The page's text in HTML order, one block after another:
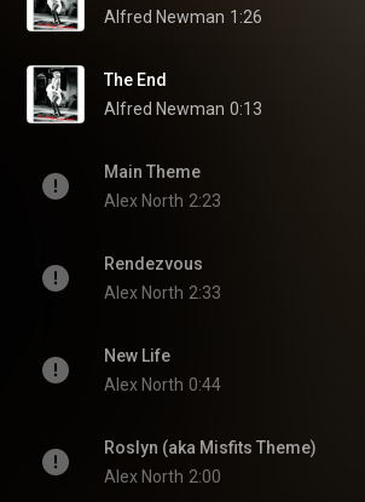
Alfred Newman 1:26
The End
Alfred Newman 0:13
Main Theme
Alex North 2:23
Rendezvous
Alex North 2:33
New Life
Alex North 0:44
Roslyn (aka Misfits Theme)
Alex North 2:00